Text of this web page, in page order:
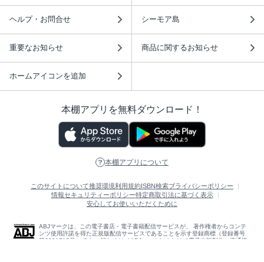
ヘルプ・お問合せ シーモア島
重要なお知らせ 商品に関するお知らせ
ホームアイコンを追加
本棚アプリを無料ダウンロード！
本棚アプリについて
このサイトについて推奨環境利用規約ISBN検索プライバシーポリシー
情報セキュリティーポリシー特定商取引法に基づく表示
安心してお使いいただくために
ABJマークは、この電子書店・電子書籍配信サービスが、 著作権者からコンテ
ンツ使用許諾を得た正規版配信サービスであることを示す登録商標（登録番号
第6091713号）です。 詳しくは［ABJマーク］または［電子出版制作・流通協